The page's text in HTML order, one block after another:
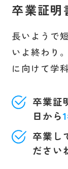
卒業証明
長いようで
いよ終わり
に向けて学
卒業証
日から
卒業し
ださい